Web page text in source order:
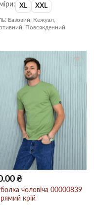
XL XXL
Базовий, Кежуал,
Повсякденний
₴
чоловіча 00000839
крій